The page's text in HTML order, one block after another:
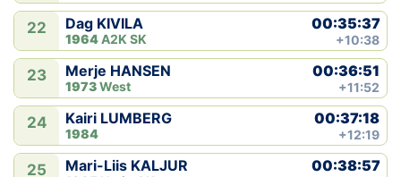
22 Dag KIVILA
1964A2K SK
00:35:37
+10:38
23 Merje HANSEN
1973West
00:36:51
+11:52
24 Kairi LUMBERG
1984
00:37:18
+12:19
25 Mari-Liis KALJUR 00:38:57